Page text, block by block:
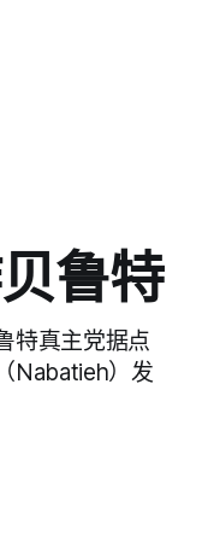
鲁特
特真主党据点
Nabatieh）发